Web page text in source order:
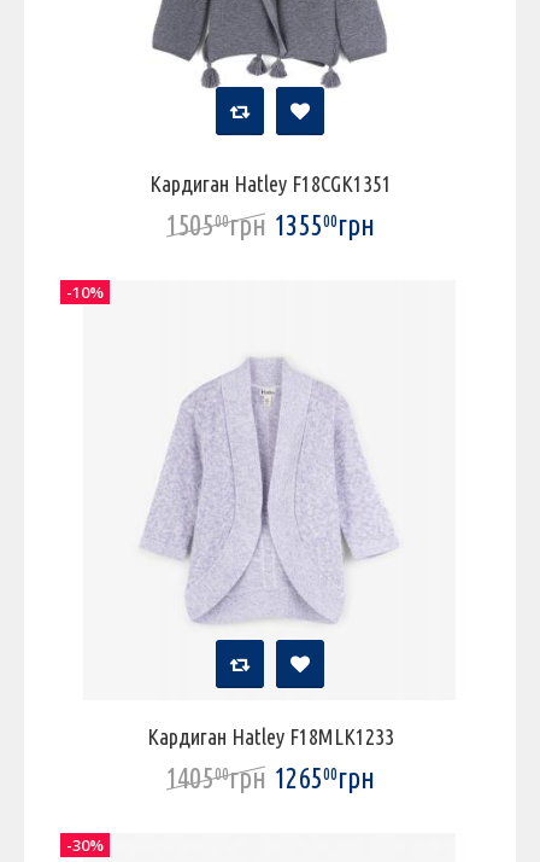
Кардиган Hatley F18CGK1351
150500грн 135500грн
Кардиган Hatley F18MLK1233
140500грн 126500грн
-10%
-30%